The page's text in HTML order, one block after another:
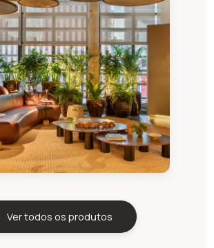
Ver todos os produtos